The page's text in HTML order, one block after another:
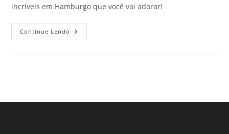
incríveis em Hamburgo que você vai adorar!
Continue Lendo
Bares